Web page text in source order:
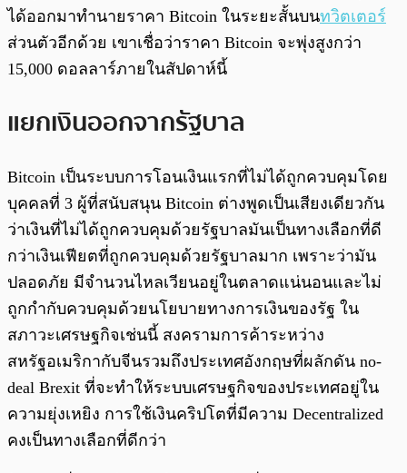
ได้ออกมาทำนายราคา Bitcoin ในระยะสั้นบนทวิตเตอร์
ส่วนตัวอีกด้วย เขาเชื่อว่าราคา Bitcoin จะพุ่งสูงกว่า
15,000 ดอลลาร์ภายในสัปดาห์นี้
แยกเงินออกจากรัฐบาล
Bitcoin เป็นระบบการโอนเงินแรกที่ไม่ได้ถูกควบคุมโดย
บุคคลที่ 3 ผู้ที่สนับสนุน Bitcoin ต่างพูดเป็นเสียงเดียวกัน
ว่าเงินที่ไม่ได้ถูกควบคุมด้วยรัฐบาลมันเป็นทางเลือกที่ดี
กว่าเงินเฟียตที่ถูกควบคุมด้วยรัฐบาลมาก เพราะว่ามัน
ปลอดภัย มีจำนวนไหลเวียนอยู่ในตลาดแน่นอนและไม่
ถูกกำกับควบคุมด้วยนโยบายทางการเงินของรัฐ ใน
สภาวะเศรษฐกิจเช่นนี้ สงครามการค้าระหว่าง
สหรัฐอเมริกากับจีนรวมถึงประเทศอังกฤษที่ผลักดัน no-
deal Brexit ที่จะทำให้ระบบเศรษฐกิจของประเทศอยู่ใน
ความยุ่งเหยิง การใช้เงินคริปโตที่มีความ Decentralized
คงเป็นทางเลือกที่ดีกว่า